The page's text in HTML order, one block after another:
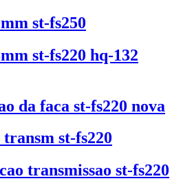
st-fs250
st-fs220 hq-132
da faca st-fs220 nova
st-fs220
transmissao st-fs220